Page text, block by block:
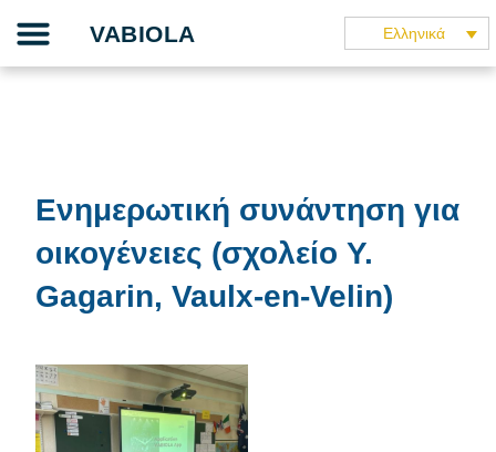
content
VABIOLA Ελληνικά
Ενημερωτική συνάντηση για
οικογένειες (σχολείο Y.
Gagarin, Vaulx-en-Velin)